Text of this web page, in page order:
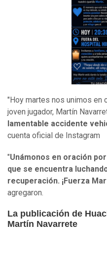
"Hoy martes nos unimos en
joven jugador, Martín
lamentable accidente
cuenta oficial de Instagram
"Unámonos en oración
que se encuentra
recuperación. ¡Fuerza
agregaron.
La publicación de
Martín Navarrete